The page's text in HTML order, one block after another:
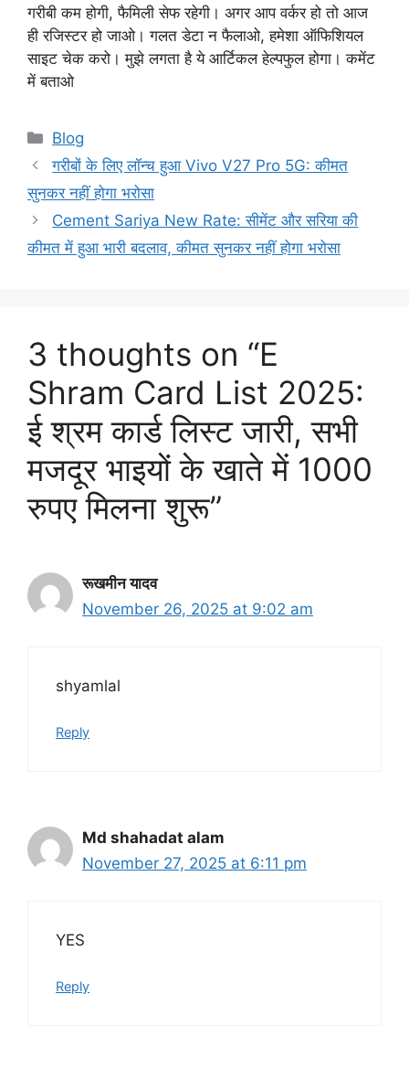
गरीबी कम होगी, फैमिली सेफ रहेगी। अगर आप वर्कर हो तो आज
ही रजिस्टर हो जाओ। गलत डेटा न फैलाओ, हमेशा ऑफिशियल
साइट चेक करो। मुझे लगता है ये आर्टिकल हेल्पफुल होगा। कमेंट
में बताओ
Categories
Blog
गरीबों के लिए लॉन्च हुआ Vivo V27 Pro 5G: कीमत
सुनकर नहीं होगा भरोसा
Cement Sariya New Rate: सीमेंट और सरिया की
कीमत में हुआ भारी बदलाव, कीमत सुनकर नहीं होगा भरोसा
3 thoughts on “E
Shram Card List 2025:
ई श्रम कार्ड लिस्ट जारी, सभी
मजदूर भाइयों के खाते में 1000
रुपए मिलना शुरू”
रूखमीन यादव
November 26, 2025 at 9:02 am
shyamlal
Reply
Md shahadat alam
November 27, 2025 at 6:11 pm
YES
Reply